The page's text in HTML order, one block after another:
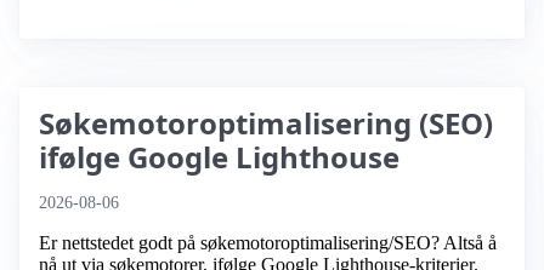
Søkemotoroptimalisering (SEO)
ifølge Google Lighthouse
2026-08-06
Er nettstedet godt på søkemotoroptimalisering/SEO? Altså å
nå ut via søkemotorer, ifølge Google Lighthouse-kriterier.